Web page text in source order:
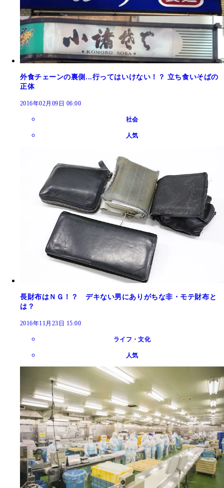
外食チェーンの裏側...行ってはいけない！？ 立ち食いそばの
正体
2016年02月09日 06:00
社会
人気
長財布はＮＧ！？ デキない男にありがちな非・モテ財布と
は？
2016年11月23日 15:00
ライフ・文化
人気